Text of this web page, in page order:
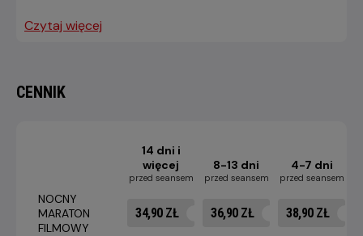
Czytaj więcej
CENNIK
14 dni i
więcej
przed seansem
8-13 dni
przed seansem
4-7 dni
przed seansem
NOCNY
MARATON
FILMOWY
34,90 ZŁ 36,90 ZŁ 38,90 ZŁ